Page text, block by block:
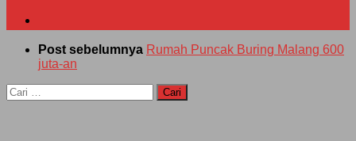
Post sebelumnya Rumah Puncak Buring Malang 600
juta-an
Cari
untuk: